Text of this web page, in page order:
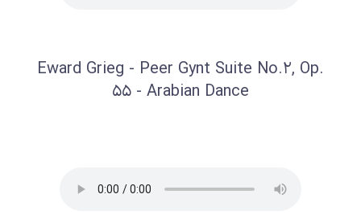
Eward Grieg - Peer Gynt Suite No.2, Op.
55 - Arabian Dance